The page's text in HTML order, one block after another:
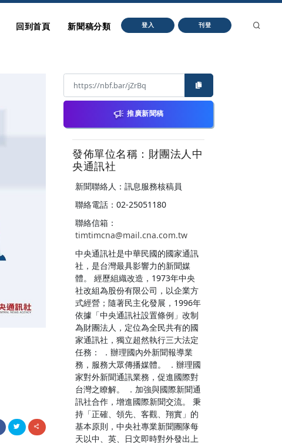
回到首頁 新聞稿分類 登入 刊登
推廣新聞稿
發佈單位名稱：財團法人中
央通訊社
新聞聯絡人：訊息服務核稿員
聯絡電話：02-25051180
聯絡信箱：
timtimcna@mail.cna.com.tw
中央通訊社是中華民國的國家通訊
社，是台灣最具影響力的新聞媒
體。 經歷組織改造，1973年中央
社改組為股份有限公司，以企業方
式經營；隨著民主化發展，1996年
依據「中央通訊社設置條例」改制
為財團法人，定位為全民共有的國
家通訊社，獨立超然執行三大法定
任務： ．辦理國內外新聞報導業
務，服務大眾傳播媒體。 ．辦理國
家對外新聞通訊業務，促進國際對
台灣之瞭解。 ．加強與國際新聞通
訊社合作，增進國際新聞交流。 秉
持「正確、領先、客觀、翔實」的
基本原則，中央社專業新聞團隊每
天以中、英、日文即時對外發出上